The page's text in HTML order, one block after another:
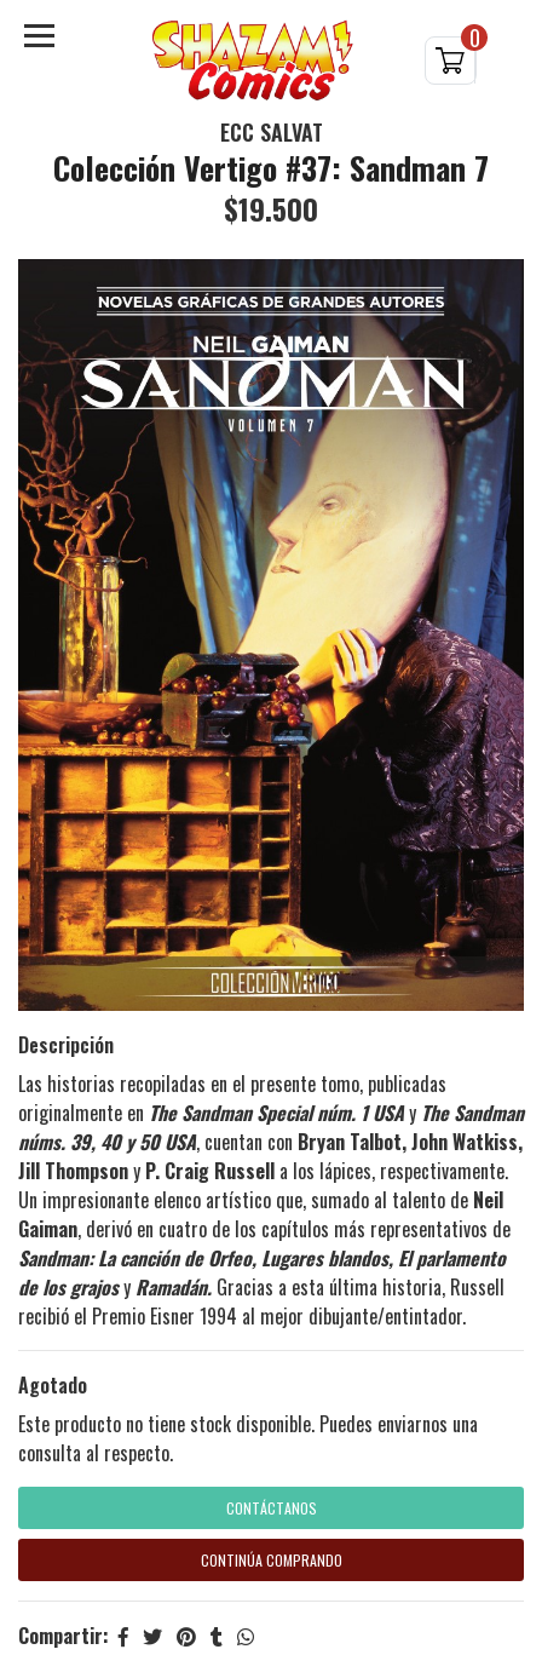
0
ECC SALVAT
Colección Vertigo #37: Sandman 7
$19.500
Descripción
Las historias recopiladas en el presente tomo, publicadas
originalmente en The Sandman Special núm. 1 USAy The Sandman
núms. 39, 40 y 50 USA, cuentan con Bryan Talbot, John Watkiss,
Jill Thompsony P. Craig Russell a los lápices, respectivamente.
Un impresionante elenco artístico que, sumado al talento de Neil
Gaiman, derivó en cuatro de los capítulos más representativos de
Sandman: La canción de Orfeo, Lugares blandos, El parlamento
de los grajosy Ramadán. Gracias a esta última historia, Russell
recibió el Premio Eisner 1994 al mejor dibujante/entintador.
Agotado
Este producto no tiene stock disponible. Puedes enviarnos una
consulta al respecto.
CONTÁCTANOS
CONTINÚA COMPRANDO
Compartir: